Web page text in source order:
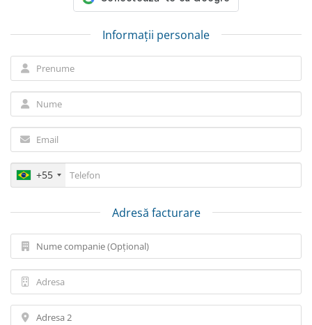
Informații personale
+55
Adresă facturare